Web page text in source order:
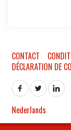
CONTACT
DÉCLARATION DE
Nederlands